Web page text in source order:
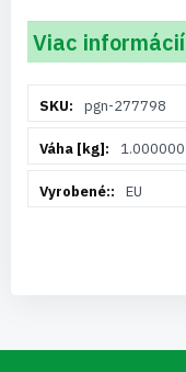
Viac informácií
informáciípgn-277798
1.000000
EU